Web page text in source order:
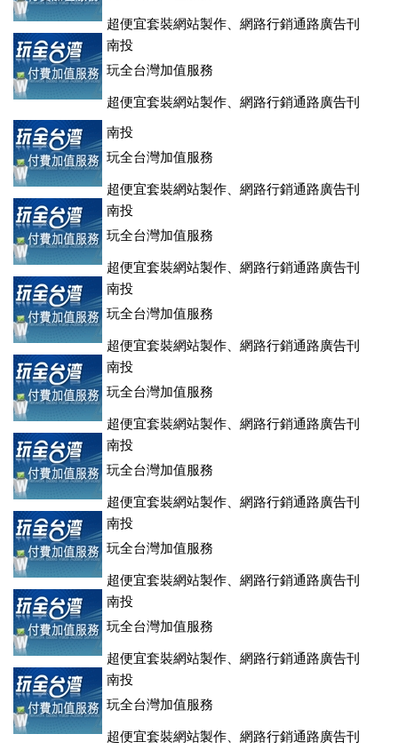
超便宜套裝網站製作、網路行銷通路廣告刊
登、訂房系統、客房委託旅行社銷售，全面優惠中....
南投
玩全台灣加值服務
超便宜套裝網站製作、網路行銷通路廣告刊
登、訂房系統、客房委託旅行社銷售，全面優惠中....
南投
玩全台灣加值服務
超便宜套裝網站製作、網路行銷通路廣告刊
登、訂房系統、客房委託旅行社銷售，全面優惠中....
南投
玩全台灣加值服務
超便宜套裝網站製作、網路行銷通路廣告刊
登、訂房系統、客房委託旅行社銷售，全面優惠中....
南投
玩全台灣加值服務
超便宜套裝網站製作、網路行銷通路廣告刊
登、訂房系統、客房委託旅行社銷售，全面優惠中....
南投
玩全台灣加值服務
超便宜套裝網站製作、網路行銷通路廣告刊
登、訂房系統、客房委託旅行社銷售，全面優惠中....
南投
玩全台灣加值服務
超便宜套裝網站製作、網路行銷通路廣告刊
登、訂房系統、客房委託旅行社銷售，全面優惠中....
南投
玩全台灣加值服務
超便宜套裝網站製作、網路行銷通路廣告刊
登、訂房系統、客房委託旅行社銷售，全面優惠中....
南投
玩全台灣加值服務
超便宜套裝網站製作、網路行銷通路廣告刊
登、訂房系統、客房委託旅行社銷售，全面優惠中....
南投
玩全台灣加值服務
超便宜套裝網站製作、網路行銷通路廣告刊